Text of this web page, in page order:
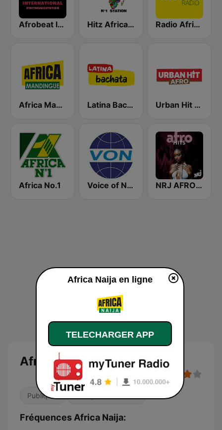
Afrobeat Inter Hitz Africa FM Radio Africa 1
Africa Mandingue Latina Bachata Urban Hit Afro
Africa No.1 Voice of Nigeria NRJ AFRO HITS
Africa Naija
Publiques
Fréquences Africa Naija:
Africa Naija en ligne
TELECHARGER APP